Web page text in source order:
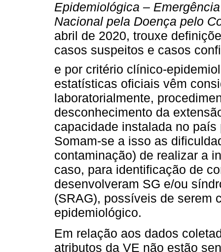
Epidemiológica –
Nacional pela Doença pelo
abril de 2020, trouxe
casos suspeitos e casos
e por critério clínico-
estatísticas oficiais vêm
laboratorialmente,
desconhecimento da
capacidade instalada no
Somam-se a isso as
contaminação) de realizar a
caso, para identificação de
desenvolveram SG e/ou
(SRAG), possíveis de serem
epidemiológico.
Em relação aos dados
atributos da VE não estão